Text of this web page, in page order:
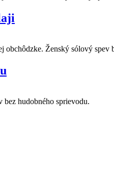
Ženský sólový spev
bez hudobného sprievodu.